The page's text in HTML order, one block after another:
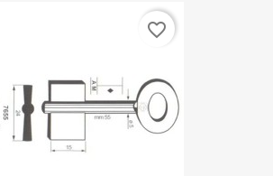
favorite_border